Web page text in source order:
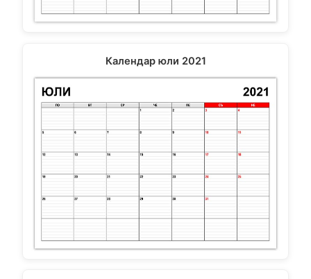
Календар юли 2021